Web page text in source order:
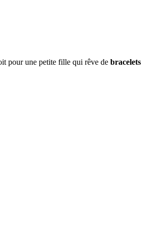
pour une petite fille qui rêve de bracelets